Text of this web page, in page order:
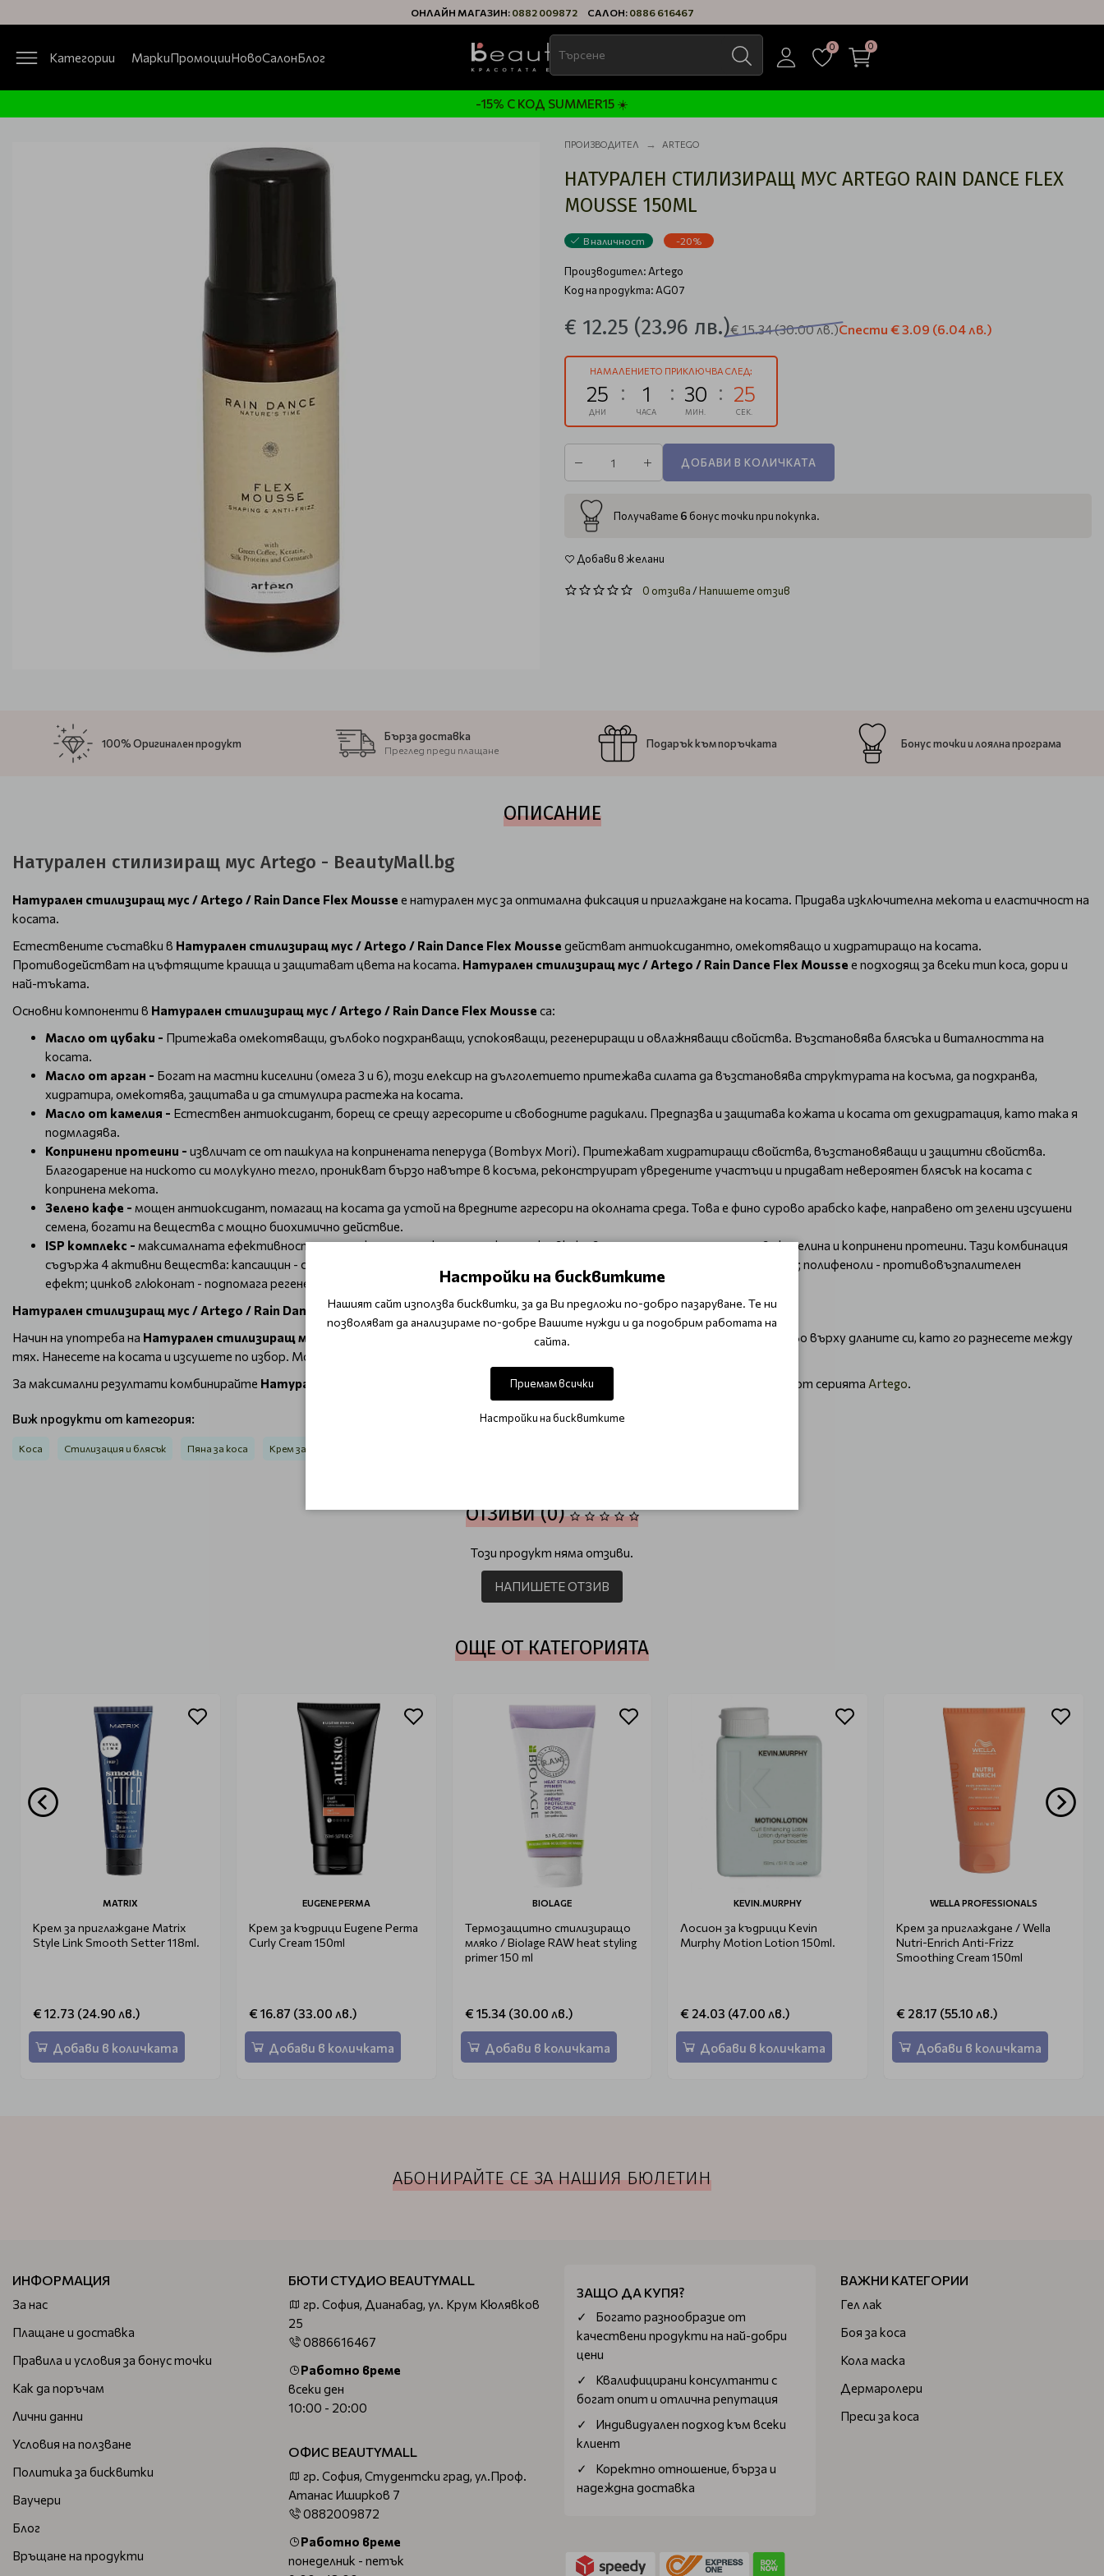
ОНЛАЙН МАГАЗИН: 0882 009872 САЛОН: 0886 616467
Категории МаркиПромоцииНовоСалонБлог
0 0
-15% С КОД SUMMER15 ☀️
ПРОИЗВОДИТЕЛ ARTEGO
НАТУРАЛЕН СТИЛИЗИРАЩ МУС ARTEGO RAIN DANCE FLEX
MOUSSE 150ML
В наличност -20%
Производител: Artego
Код на продукта: AG07
€ 12.25 (23.96 лв.)€ 15.34(30.00 лв.)Спести € 3.09 (6.04 лв.)
НАМАЛЕНИЕТО ПРИКЛЮЧВА СЛЕД:
25
ДНИ
1
ЧАСА
30
МИН.
24
СЕК.
ДОБАВИ В КОЛИЧКАТА
Получавате 6 бонус точки при покупка.
Добави в желани
0 отзива/Напишете отзив
100% Оригинален продукт
Бърза доставка
Преглед преди плащане
Подарък към поръчката Бонус точки и лоялна програма
ОПИСАНИЕ
Натурален стилизиращ мус Artego - BeautyMall.bg
Натурален стилизиращ мус / Artego / Rain Dance Flex Mousse е натурален мус за оптимална фиксация и приглаждане на косата. Придава изключителна мекота и еластичност на
косата.
Естествените съставки в Натурален стилизиращ мус / Artego / Rain Dance Flex Mousse действат антиоксидантно, омекотяващо и хидратиращо на косата.
Противодействат на цъфтящите краища и защитават цвета на косата. Натурален стилизиращ мус / Artego / Rain Dance Flex Mousse е подходящ за всеки тип коса, дори и
най-тъката.
Основни компоненти в Натурален стилизиращ мус / Artego / Rain Dance Flex Mousse са:
Масло от цубаки - Притежава омекотяващи, дълбоко подхранващи, успокояващи, регенериращи и овлажняващи свойства. Възстановява блясъка и виталността на
косата.
Масло от арган - Богат на мастни киселини (омега 3 и 6), този елексир на дълголетието притежава силата да възстановява структурата на косъма, да подхранва,
хидратира, омекотява, защитава и да стимулира растежа на косата.
Масло от камелия - Естествен антиоксидант, борещ се срещу агресорите и свободните радикали. Предпазва и защитава кожата и косата от дехидратация, като така я
подмладява.
Копринени протеини - извличат се от пашкула на копринената пеперуда (Bombyx Mori). Притежават хидратиращи свойства, възстановяващи и защитни свойства.
Благодарение на ниското си молукулно тегло, проникват бързо навътре в косъма, реконструират увредените участъци и придават невероятен блясък на косата с
копринена мекота.
Зелено кафе - мощен антиоксидант, помагащ на косата да устой на вредните агресори на околната среда. Това е фино сурово арабско кафе, направено от зелени изсушени
семена, богати на вещества с мощно биохимично действие.
ISP комплекс - максималната ефективност на продукта се дължи на този комплекс, включващ протеини от хиалуронова киселина и копринени протеини. Тази комбинация
съдържа 4 активни вещества: капсаицин - стимулира растежа на косата и успокоява; епигалокатехин - мощен антиоксидант; полифеноли - противовъзпалителен
ефект; цинков глюконат - подпомага регенерацията на клетките.
Натурален стилизиращ мус / Artego / Rain Dance Flex Mousse НЕ съдържапарабени, парафин, петролни химикали, DEA.
Начин на употреба на Натурален стилизиращ мус / Artego / Rain Dance Flex Mousse. Разклатете допре нанесете малко количесво върху дланите си, като го разнесете между
тях. Нанесете на косата и изсушете по избор. Може да се използва и на суха коса, като финиш продукт.
За максимални резултати комбинирайте Натурален стилизиращ мус / Artego / Rain Dance Flex Mousse с останалите продукти от серията Artego.
Виж продукти от категория:
Коса Стилизация и блясък Пяна за коса Крем за коса
ОТЗИВИ (0)
Този продукт няма отзиви.
НАПИШЕТЕ ОТЗИВ
ОЩЕ ОТ КАТЕГОРИЯТА
MATRIX
Крем за приглаждане Matrix
Style Link Smooth Setter 118ml.
€ 12.73 (24.90 лв.)
Добави в количката
EUGENE PERMA
Крем за къдрици Eugene Perma
Curly Cream 150ml
€ 16.87 (33.00 лв.)
Добави в количката
BIOLAGE
Термозащитно стилизиращо
мляко / Biolage RAW heat styling
primer 150 ml
€ 15.34 (30.00 лв.)
Добави в количката
KEVIN.MURPHY
Лосион за къдрици Kevin
Murphy Motion Lotion 150ml.
€ 24.03 (47.00 лв.)
Добави в количката
WELLA PROFESSIONALS
Крем за приглаждане / Wella
Nutri-Enrich Anti-Frizz
Smoothing Cream 150ml
€ 28.17 (55.10 лв.)
Добави в количката
АБОНИРАЙТЕ СЕ ЗА НАШИЯ БЮЛЕТИН
ИНФОРМАЦИЯ
За нас
Плащане и доставка
Правила и условия за бонус точки
Как да поръчам
Лични данни
Условия на ползване
Политика за бисквитки
Ваучери
Блог
Връщане на продукти
БЮТИ СТУДИО BEAUTYMALL
гр. София, Дианабад, ул. Крум Кюлявков
25
0886616467
Работно време
всеки ден
10:00 - 20:00
ОФИС BEAUTYMALL
гр. София, Студентски град, ул.Проф.
Атанас Иширков 7
0882009872
Работно време
понеделник - петък
ЗАЩО ДА КУПЯ?
Богатo разнообразие от
качествени продукти на най-добри
цени
Квалифицирани консултанти с
богат опит и отлична репутация
Индивидуален подход към всеки
клиент
Коректно отношение, бърза и
надеждна доставка
ВАЖНИ КАТЕГОРИИ
Гел лак
Боя за коса
Кола маска
Дермаролери
Преси за коса
Настройки на бисквитките
Нашият сайт използва бисквитки, за да Ви предложи по-добро пазаруване. Те ни
позволяват да анализираме по-добре Вашите нужди и да подобрим работата на
сайта.
Приемам всички
Настройки на бисквитките